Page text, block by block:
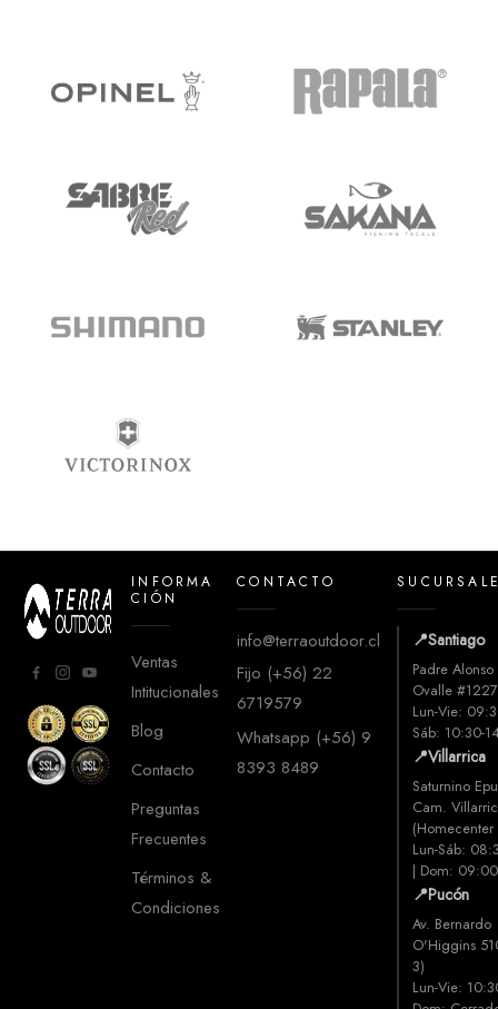
INFORMA
CIÓN
Ventas
Intitucionales
Blog
Contacto
Preguntas
Frecuentes
Términos &
Condiciones
CONTACTO
info@terraoutdoor.cl
Fijo (+56) 22
6719579
Whatsapp (+56) 9
8393 8489
📍Santiago
Padre
Ovalle #1227
Lun-Vie:
Sáb: 10:30-
📍Villarrica
Saturnino
Cam.
Lun-Sáb:
| Dom:
📍Pucón
Av. Bernardo
O'Higgins
3)
Lun-Vie: